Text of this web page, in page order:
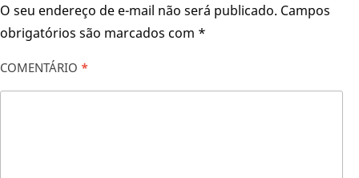
O seu endereço de e-mail não será publicado. Campos
obrigatórios são marcados com *
COMENTÁRIO *